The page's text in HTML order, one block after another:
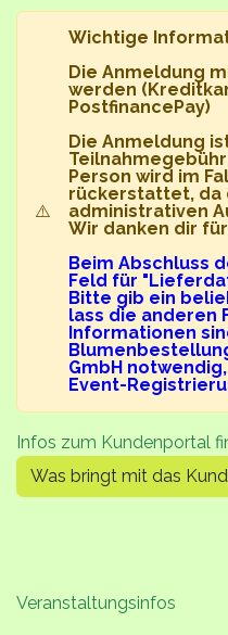
⚠️
Wichtige
Die Anmeldung
werden
PostfinancePay)
Die Anmeldung
Teilnahmegebühr
Person wird im
rückerstattet, da
administrativen
Wir danken dir
Beim Abschluss
Feld für
Bitte gib ein
lass die anderen
Informationen
GmbH
Event-
Infos zum Kundenportal
Was bringt mit das
Veranstaltungsinfos